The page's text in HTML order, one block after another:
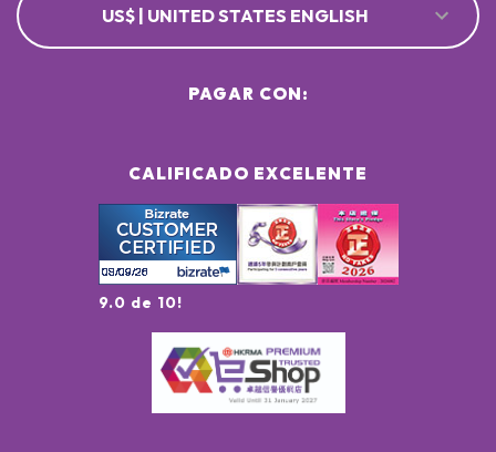
US$ | UNITED STATES ENGLISH
CALIFICADO EXCELENTE
9.0 de 10!
PAGAR CON: